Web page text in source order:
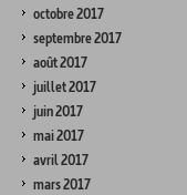
octobre 2017
septembre 2017
août 2017
juillet 2017
juin 2017
mai 2017
avril 2017
mars 2017